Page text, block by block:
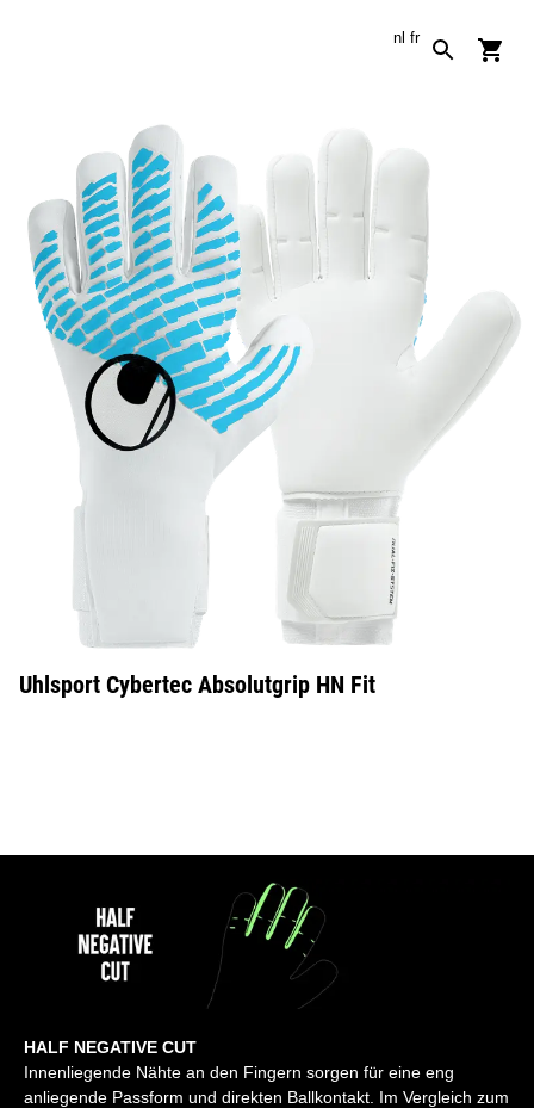
nl fr
Uhlsport Cybertec Absolutgrip HN Fit
HALF NEGATIVE CUT
Innenliegende Nähte an den Fingern sorgen für eine eng
anliegende Passform und direkten Ballkontakt. Im Vergleich zum